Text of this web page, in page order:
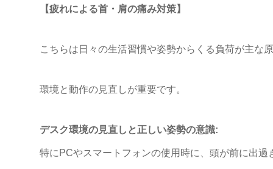
【疲れによる首・肩の痛み対策】
こちらは日々の生活習慣や姿勢からくる負荷が主な
環境と動作の見直しが重要です。
デスク環境の見直しと正しい姿勢の意識:
特にPCやスマートフォンの使用時に、頭が前に出